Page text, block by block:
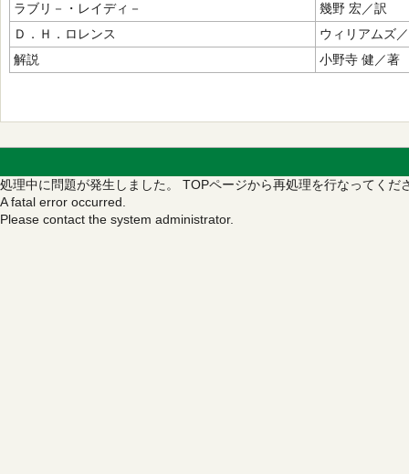
ラブリ－・レイディ－
幾野 宏／訳
Ｄ．Ｈ．ロレンス
ウィリアムズ
解説
小野寺 健／著
処理中に問題が発生しました。 TOPページから再処理を行なってくだ
A fatal error occurred.
Please contact the system administrator.